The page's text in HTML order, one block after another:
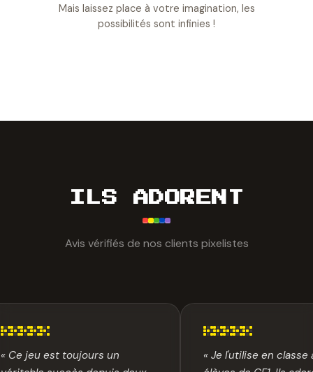
Mais laissez place à votre imagination, les
possibilités sont infinies !
ILS ADORENT
Avis vérifiés de nos clients pixelistes
« Ce jeu est toujours un
« Je l'utilise en classe